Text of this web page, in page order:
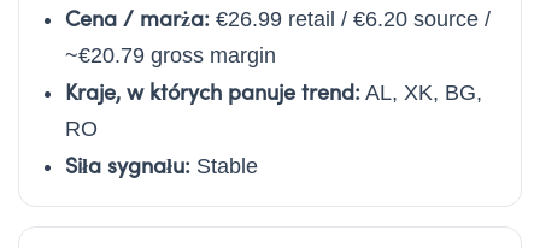
Cena / marża: €26.99 retail / €6.20 source /
~€20.79 gross margin
Kraje, w których panuje trend: AL, XK, BG,
RO
Siła sygnału: Stable